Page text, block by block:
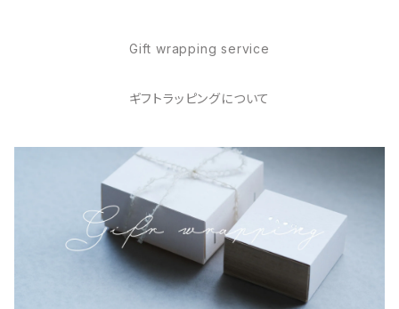
Gift wrapping service
ギフトラッピングについて